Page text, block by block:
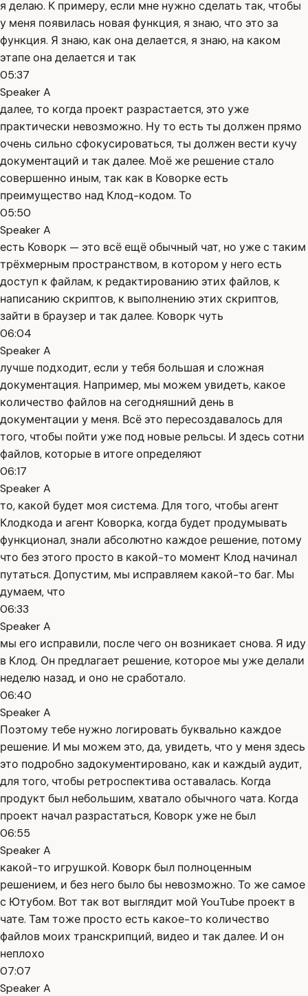
я делаю. К примеру, если мне нужно сделать так, чтобы
у меня появилась новая функция, я знаю, что это за
функция. Я знаю, как она делается, я знаю, на каком
этапе она делается и так
05:37
Speaker A
далее, то когда проект разрастается, это уже
практически невозможно. Ну то есть ты должен прямо
очень сильно сфокусироваться, ты должен вести кучу
документаций и так далее. Моё же решение стало
совершенно иным, так как в Коворке есть
преимущество над Клод-кодом. То
05:50
Speaker A
есть Коворк — это всё ещё обычный чат, но уже с таким
трёхмерным пространством, в котором у него есть
доступ к файлам, к редактированию этих файлов, к
написанию скриптов, к выполнению этих скриптов,
зайти в браузер и так далее. Коворк чуть
06:04
Speaker A
лучше подходит, если у тебя большая и сложная
документация. Например, мы можем увидеть, какое
количество файлов на сегодняшний день в
документации у меня. Всё это пересоздавалось для
того, чтобы пойти уже под новые рельсы. И здесь сотни
файлов, которые в итоге определяют
06:17
Speaker A
то, какой будет моя система. Для того, чтобы агент
Клодкода и агент Коворка, когда будет продумывать
функционал, знали абсолютно каждое решение, потому
что без этого просто в какой-то момент Клод начинал
путаться. Допустим, мы исправляем какой-то баг. Мы
думаем, что
06:33
Speaker A
мы его исправили, после чего он возникает снова. Я иду
в Клод. Он предлагает решение, которое мы уже делали
неделю назад, и оно не сработало.
06:40
Speaker A
Поэтому тебе нужно логировать буквально каждое
решение. И мы можем это, да, увидеть, что у меня здесь
это подробно задокументировано, как и каждый аудит,
для того, чтобы ретроспектива оставалась. Когда
продукт был небольшим, хватало обычного чата. Когда
проект начал разрастаться, Коворк уже не был
06:55
Speaker A
какой-то игрушкой. Коворк был полноценным
решением, и без него было бы невозможно. То же самое
с Ютубом. Вот так вот выглядит мой YouTube проект в
чате. Там тоже просто есть какое-то количество
файлов моих транскрипций, видео и так далее. И он
неплохо
07:07
Speaker A